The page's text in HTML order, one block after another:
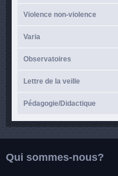
Violence non-violence
Varia
Observatoires
Lettre de la veille
Pédagogie/Didactique
Qui sommes-nous?